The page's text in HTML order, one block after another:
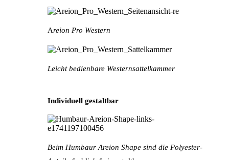
Areion Pro Western
Leicht bedienbare Westernsattelkammer
Individuell gestaltbar
Beim Humbaur Areion Shape sind die Polyester-